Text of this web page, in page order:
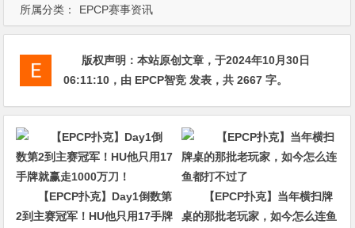
所属分类： EPCP赛事资讯
版权声明：本站原创文章，于2024年10月30日
06:11:10 ，由 EPCP智竞 发表，共 2667 字。
【EPCP扑克】Day1倒数第
2到主赛冠军！HU他只用17手牌
【EPCP扑克】当年横扫牌
桌的那批老玩家，如今怎么连鱼